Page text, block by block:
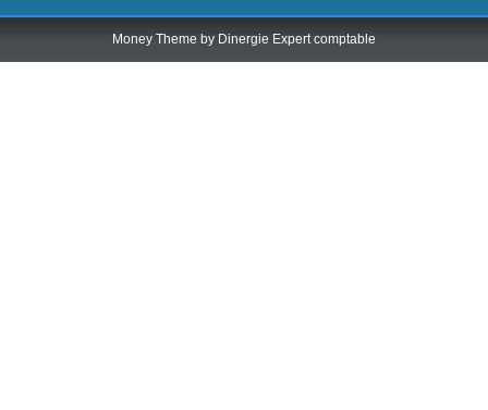
Money Theme by Dinergie Expert comptable